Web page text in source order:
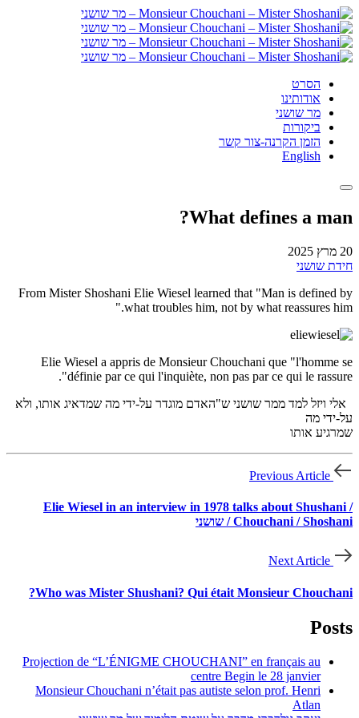
הסרט
אודותינו
מר שושני
ביקורות
הזמן הקרנה-צור קשר
English
What defines a man?
20 מרץ 2025
חידת שושני
From Mister Shoshani Elie Wiesel learned that "Man is defined by
what troubles him, not by what reassures him."
Elie Wiesel a appris de Monsieur Chouchani que "l'homme se
définie par ce qui l'inquiète, non pas par ce qui le rassure".
אלי ויזל למד ממר שושני ש"האדם מוגדר על-ידי מה שמדאיג אותו, ולא
על-ידי מה
שמרגיע אותו
Previous Article
Elie Wiesel in an interview in 1978 talks about Shushani /
Chouchani / Shoshani / שושני
Next Article
Who was Mister Shushani? Qui était Monsieur Chouchani?
Posts
Projection de “L’ÉNIGME CHOUCHANI” en français au
centre Begin le 28 janvier
Monsieur Chouchani n’était pas autiste selon prof. Henri
Atlan